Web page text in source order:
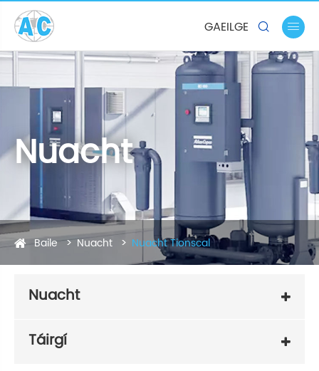
GAEILGE  
Nuacht
Baile Nuacht Nuacht Tionscal
Nuacht
Táirgí